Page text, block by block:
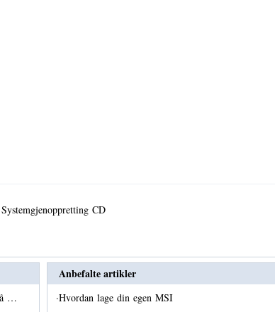
CD
…
Anbefalte artikler
·Hvordan lage din egen MSI